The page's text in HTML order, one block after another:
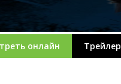
онлайн Трейлер